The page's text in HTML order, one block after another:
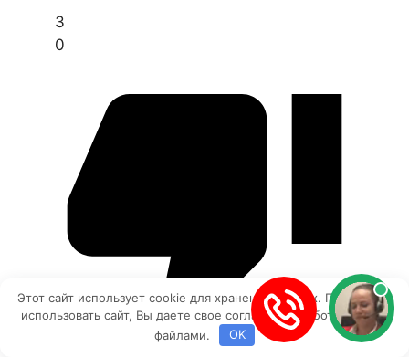
3
0
Этот сайт использует cookie для хранения данных. Продолжая
использовать сайт, Вы даете свое согласие на работу с этими
файлами.
OK